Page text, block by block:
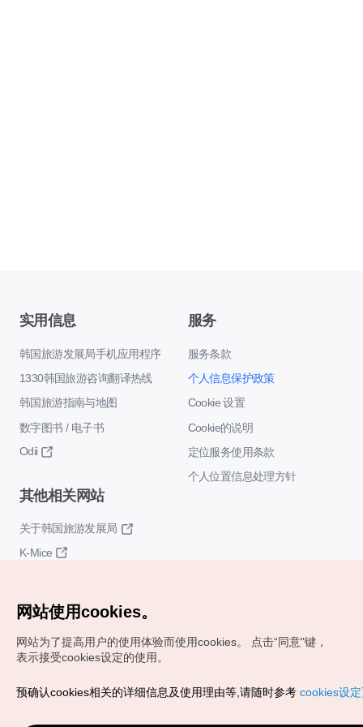
实用信息
韩国旅游发展局手机应用程序
1330韩国旅游咨询翻译热线
韩国旅游指南与地图
数字图书 / 电子书
Odii
服务
服务条款
个人信息保护政策
Cookie 设置
Cookie的说明
定位服务使用条款
个人位置信息处理方针
其他相关网站
关于韩国旅游发展局
K-Mice
Copyrights (c) 韩国旅游发展局版权所有
VISITKOREA官方邮箱
网站使用cookies。
网站为了提高用户的使用体验而使用cookies。
点击“同意"键，
表示接受cookies设定的使用。
预确认cookies相关的详细信息及使用理由等,请随时参考 cookies设